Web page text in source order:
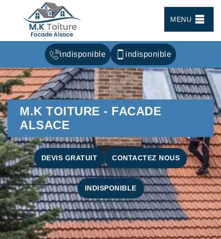
MENU
indisponible indisponible
M.K TOITURE - FACADE
ALSACE
DEVIS GRATUIT CONTACTEZ NOUS
INDISPONIBLE